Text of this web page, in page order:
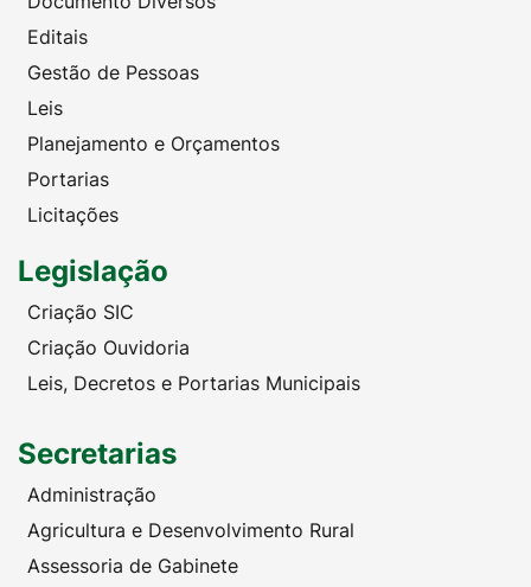
Editais
Gestão de Pessoas
Leis
Planejamento e Orçamentos
Portarias
Licitações
Legislação
Criação SIC
Criação Ouvidoria
Leis, Decretos e Portarias Municipais
Secretarias
Administração
Agricultura e Desenvolvimento Rural
Assessoria de Gabinete